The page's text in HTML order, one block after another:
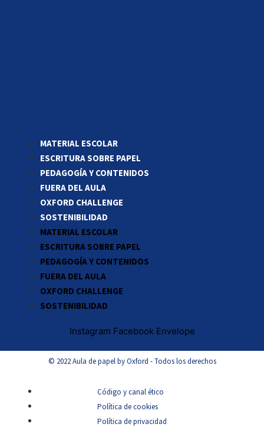
MATERIAL ESCOLAR
ESCRITURA SOBRE PAPEL
PEDAGOGÍA Y CONTENIDOS
FUERA DEL AULA
OXFORD CHALLENGE
SOSTENIBILIDAD
MATERIAL ESCOLAR
ESCRITURA SOBRE PAPEL
PEDAGOGÍA Y CONTENIDOS
FUERA DEL AULA
OXFORD CHALLENGE
SOSTENIBILIDAD
Instagram Facebook Envelope
© 2022 Aula de papel by Oxford - Todos los derechos
Código y canal ético
Política de cookies
Política de privacidad